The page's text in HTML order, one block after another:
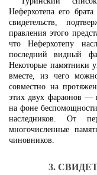
Неферхотепа его
свидетельств,
правления этого
что Неферхотепу
последний видный
Некоторые памятники
вместе, из чего
совместно на
этих двух фараонов —
на фоне
наследников. От
многочисленные
чиновников.
3.